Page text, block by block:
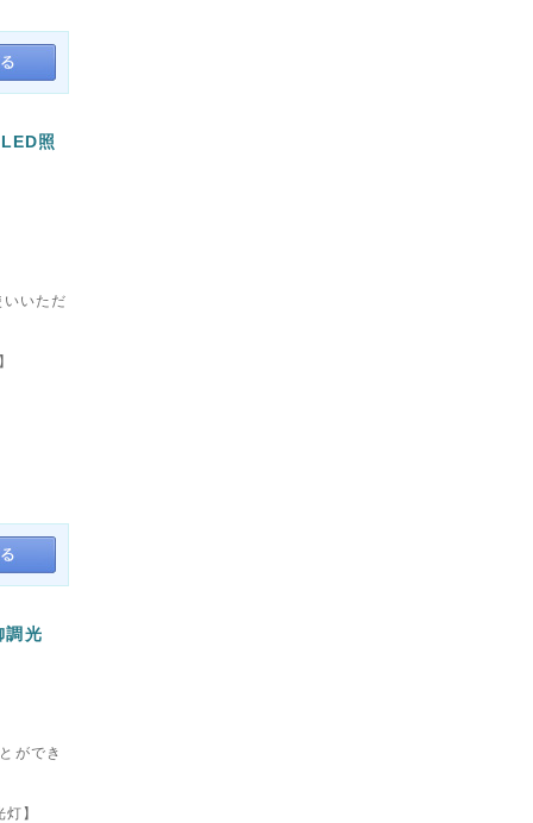
照
いただ
調光
ができ
】